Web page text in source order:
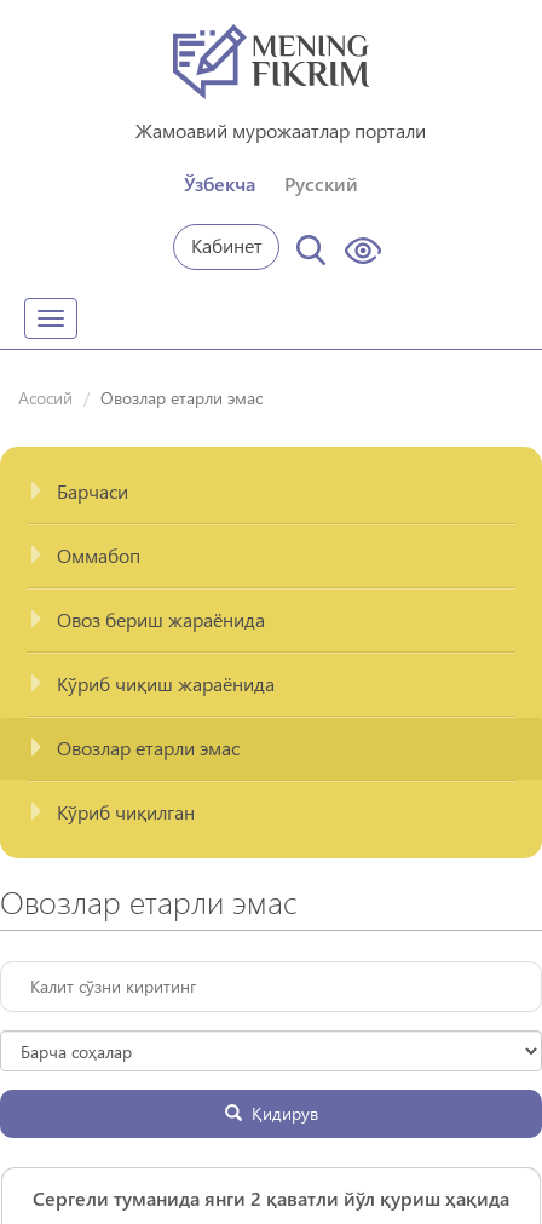
Жамоавий мурожаатлар портали
Ўзбекча Русский
Кабинет
Toggle
navigation
Асосий Овозлар етарли эмас
Барчаси
Оммабоп
Овоз бериш жараёнида
Кўриб чиқиш жараёнида
Овозлар етарли эмас
Кўриб чиқилган
Овозлар етарли эмас
Қидирув
Сергели туманида янги 2 қаватли йўл қуриш ҳақида